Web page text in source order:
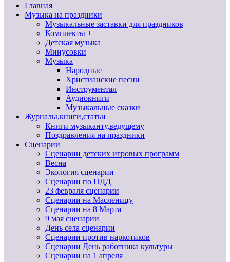
Главная
Музыка на праздники
Музыкальные заставки для праздников
Комплекты + —
Детская музыка
Минусовки
Музыка
Народные
Христианские песни
Инструментал
Аудиокниги
Музыкальные сказки
Журналы,книги,статьи
Книги музыканту,ведущему
Поздравления на праздники
Сценарии
Сценарии детских игровых программ
Весна
Экология сценарии
Сценарии по ПДД
23 февраля сценарии
Сценарии на Масленицу
Сценарии на 8 Марта
9 мая сценарии
День села сценарии
Сценарии против наркотиков
Сценарии День работника культуры
Сценарии на 1 апреля